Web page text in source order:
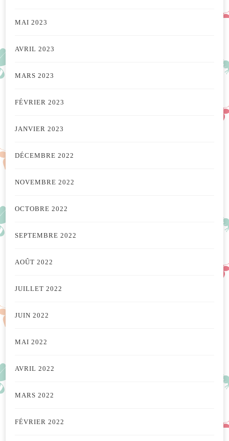
MAI 2023
AVRIL 2023
MARS 2023
FÉVRIER 2023
JANVIER 2023
DÉCEMBRE 2022
NOVEMBRE 2022
OCTOBRE 2022
SEPTEMBRE 2022
AOÛT 2022
JUILLET 2022
JUIN 2022
MAI 2022
AVRIL 2022
MARS 2022
FÉVRIER 2022